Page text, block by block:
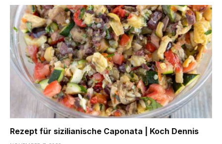
Rezept für sizilianische Caponata | Koch Dennis